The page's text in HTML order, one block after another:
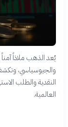
يُعد الذهب ملاذاً
والجيوسياسي، وتكشف
النقدية والطلب
العالمية.